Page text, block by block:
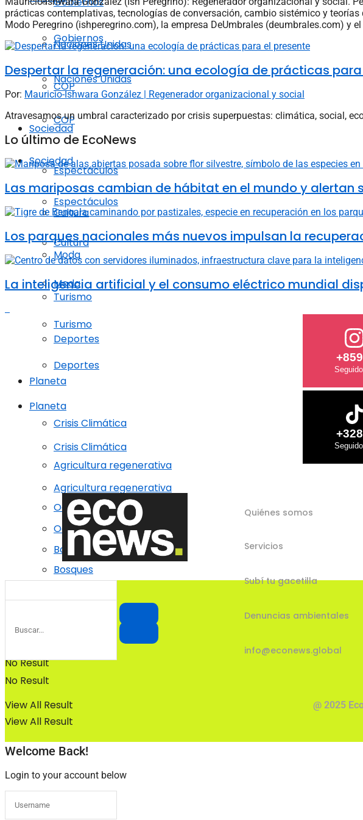
Naciones Unidas
COP
Sociedad
Espectáculos
Cultura
Moda
Turismo
Deportes
Planeta
Crisis Climática
Agricultura regenerativa
Océanos
Bosques
No Result
View All Result
Gobiernos
Naciones Unidas
COP
Sociedad
Espectáculos
Cultura
Moda
Turismo
Deportes
Planeta
Crisis Climática
Agricultura regenerativa
Océanos
Bosques
No Result
View All Result
prácticas contemplativas, tecnologías de conversación, cambio sistémico y
Modo Peregrino (ishperegrino.com), la empresa DeUmbrales (deumbrales.com) y
Despertar la regeneración: una ecología de prácticas
Por: Mauricio-Ishwara González | Regenerador organizacional y social
Atravesamos un umbral caracterizado por crisis superpuestas: climática, social,
Lo último de EcoNews
Las mariposas cambian de hábitat en el mundo y alertan
Los parques nacionales más nuevos impulsan la
La inteligencia artificial y el consumo eléctrico mundial
Quiénes somos
Servicios
Subí tu gacetilla
Denuncias ambientales
info@econews.global
@ 2025
Welcome Back!
Login to your account below